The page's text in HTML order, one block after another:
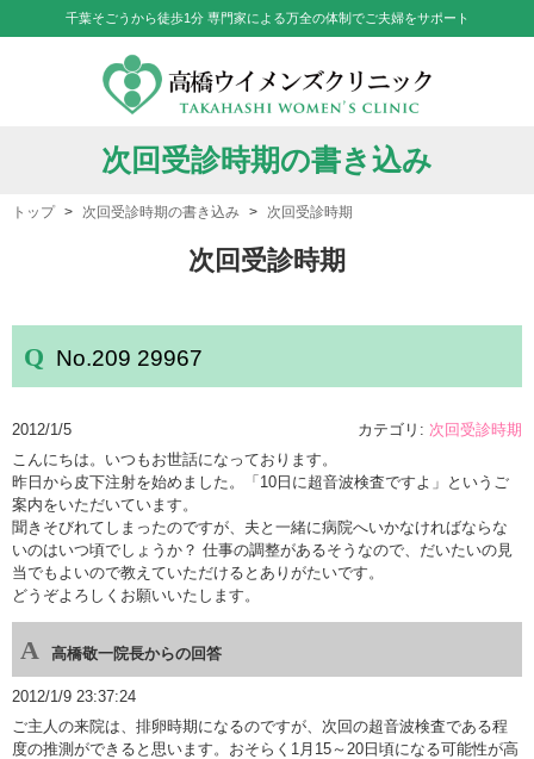
千葉そごうから徒歩1分 専門家による万全の体制でご夫婦をサポート
次回受診時期の書き込み
トップ 次回受診時期の書き込み 次回受診時期
次回受診時期
No.209 29967
カテゴリ: 次回受診時期
2012/1/5
こんにちは。いつもお世話になっております。
昨日から皮下注射を始めました。「10日に超音波検査ですよ」というご
案内をいただいています。
聞きそびれてしまったのですが、夫と一緒に病院へいかなければならな
いのはいつ頃でしょうか？ 仕事の調整があるそうなので、だいたいの見
当でもよいので教えていただけるとありがたいです。
どうぞよろしくお願いいたします。
高橋敬一院長からの回答
2012/1/9 23:37:24
ご主人の来院は、排卵時期になるのですが、次回の超音波検査である程
度の推測ができると思います。おそらく1月15～20日頃になる可能性が高